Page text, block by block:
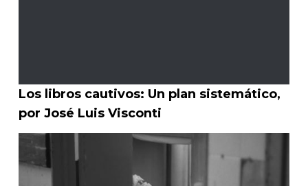
Los libros cautivos: Un plan sistemático,
por José Luis Visconti